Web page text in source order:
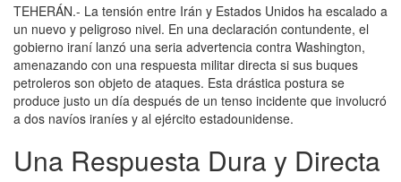
TEHERÁN.- La tensión entre Irán y Estados Unidos ha escalado a
un nuevo y peligroso nivel. En una declaración contundente, el
gobierno iraní lanzó una seria advertencia contra Washington,
amenazando con una respuesta militar directa si sus buques
petroleros son objeto de ataques. Esta drástica postura se
produce justo un día después de un tenso incidente que involucró
a dos navíos iraníes y al ejército estadounidense.
Una Respuesta Dura y Directa